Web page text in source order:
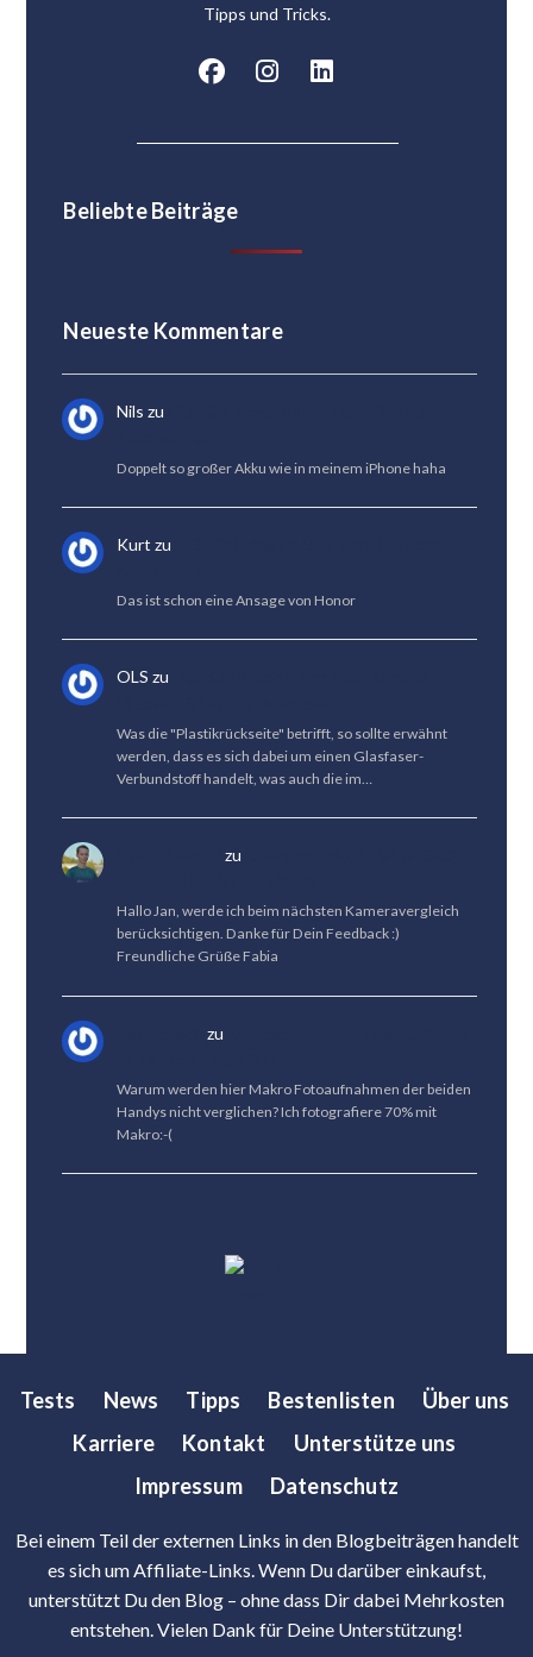
Tipps und Tricks.
Beliebte Beiträge
Neueste Kommentare
Nils zu
Doppelt so großer Akku wie in meinem iPhone haha
Kurt zu
Das ist schon eine Ansage von Honor
OLS zu
Was die "Plastikrückseite" betrifft, so sollte erwähnt
werden, dass es sich dabei um einen Glasfaser-
Verbundstoff handelt, was auch die im…
zu
Hallo Jan, werde ich beim nächsten Kameravergleich
berücksichtigen. Danke für Dein Feedback :)
Freundliche Grüße Fabia
zu
Warum werden hier Makro Fotoaufnahmen der beiden
Handys nicht verglichen? Ich fotografiere 70% mit
Makro:-(
Tests News Tipps Bestenlisten
Über uns
Karriere
Kontakt
Unterstütze uns
Impressum
Datenschutz
Bei einem Teil der externen Links in den Blogbeiträgen handelt
es sich um Affiliate-Links. Wenn Du darüber einkaufst,
unterstützt Du den Blog – ohne dass Dir dabei Mehrkosten
entstehen. Vielen Dank für Deine Unterstützung!